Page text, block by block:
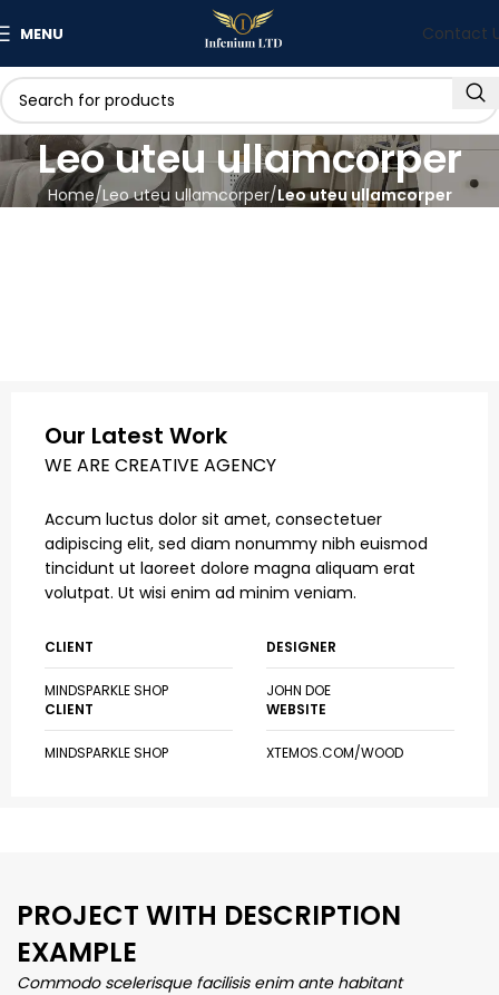
MENU Contact
Leo uteu ullamcorper
Home Leo uteu ullamcorper Leo uteu ullamcorper
Our Latest Work
WE ARE CREATIVE AGENCY
Accum luctus dolor sit amet, consectetuer
adipiscing elit, sed diam nonummy nibh euismod
tincidunt ut laoreet dolore magna aliquam erat
volutpat. Ut wisi enim ad minim veniam.
CLIENT
MINDSPARKLE SHOP
DESIGNER
JOHN DOE
CLIENT
MINDSPARKLE SHOP
WEBSITE
XTEMOS.COM/WOOD
PROJECT WITH DESCRIPTION
EXAMPLE
Commodo scelerisque facilisis enim ante habitant